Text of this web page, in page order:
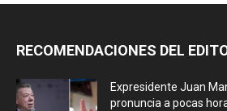
RECOMENDACIONES DEL
Expresidente Juan
pronuncia a pocas